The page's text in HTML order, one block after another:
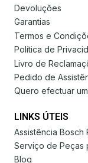
Devoluções
Garantias
Termos e
Política de
Livro de
Pedido de
Quero efectuar
LINKS ÚTEIS
Assistência Bosch
Serviço de Peças
Blog